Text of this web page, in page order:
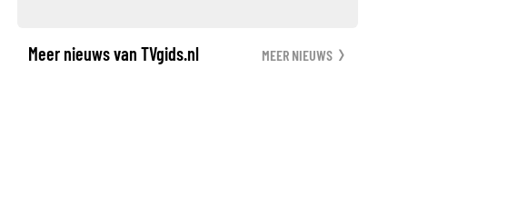
Meer nieuws van TVgids.nl MEER NIEUWS